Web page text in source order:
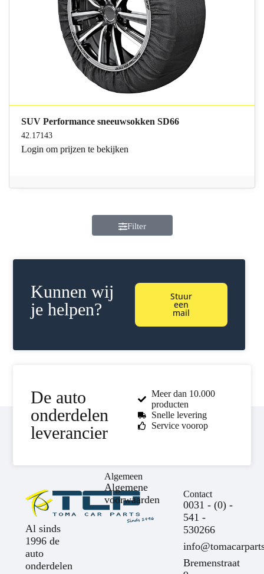
SUV Performance sneeuwsokken SD66
42.17143
Login om prijzen te bekijken
Filter
Kunnen wij
je helpen?
Stuur
een
mail
De auto
onderdelen
leverancier
Meer dan 10.000
producten
Snelle levering
Service voorop
Al sinds
1996 de
auto
onderdelen
Algemeen
Algemene
voorwaarden
Contact
0031 - (0) -
541 -
530266
Bremenstraat